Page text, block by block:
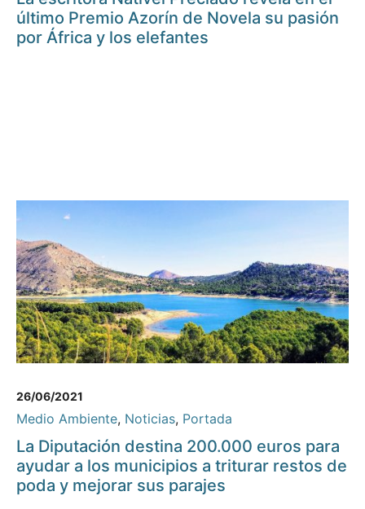
último Premio Azorín de Novela su pasión
por África y los elefantes
26/06/2021
Medio Ambiente, Noticias, Portada
La Diputación destina 200.000 euros para
ayudar a los municipios a triturar restos de
poda y mejorar sus parajes